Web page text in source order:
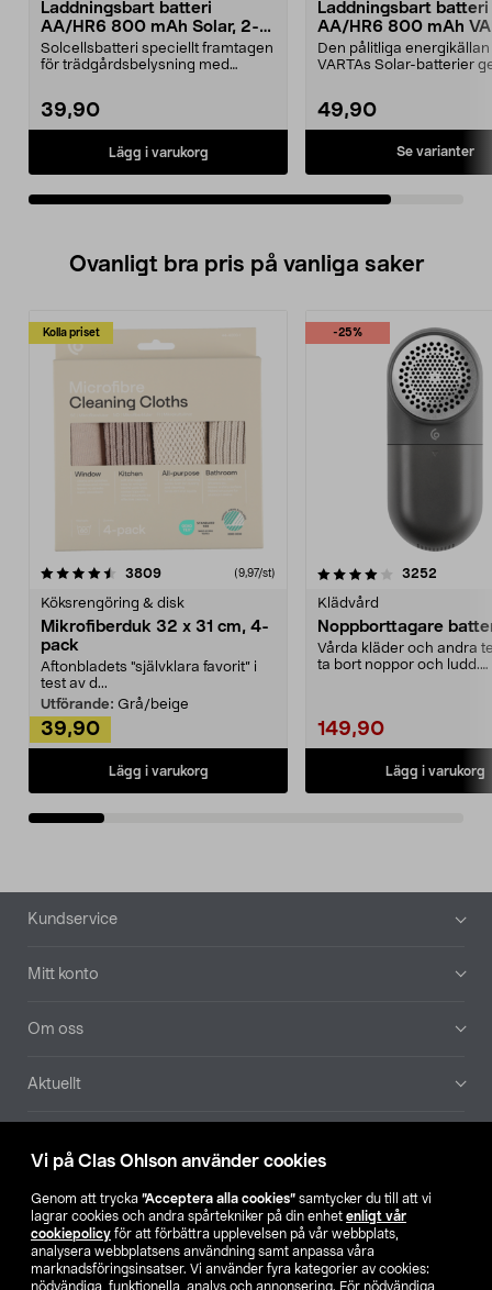
Vi på Clas Ohlson använder cookies
Genom att trycka ”Acceptera alla cookies” samtycker du till att vi
lagrar cookies och andra spårtekniker på din enhet enligt vår
cookiepolicy för att förbättra upplevelsen på vår webbplats,
analysera webbplatsens användning samt anpassa våra
marknadsföringsinsatser. Vi använder fyra kategorier av cookies:
nödvändiga, funktionella, analys och annonsering. För nödvändiga
Laddningsbart batteri
AA/HR6 800 mAh Solar, 2-
pack
Solcellsbatteri speciellt framtagen
för trädgårdsbelysning med
39,90
Lägg i varukorg
Laddningsbart batteri
AA/HR6 800 mAh
Solar
Den pålitliga
VARTAs Solar-batterier
49,90
Se varianter
Ovanligt bra pris på vanliga saker
Kolla priset
3809recensioner (9,97/st)
Köksrengöring & disk
Mikrofiberduk 32 x 31 cm, 4-
pack
Aftonbladets "självklara favorit” i
test av d...
Utförande: Grå/beige
39,90
Lägg i varukorg
-25%
4.0av 5 stjärnor 3252
Klädvård
Noppborttagare
Vårda kläder och andra
ta bort noppor och ludd.
149,90
Lägg i varukorg
4.5av 5 stjärnor
Sidfot
Kundservice
Mitt konto
Om oss
Aktuellt
Hitta butik
SE NO FI